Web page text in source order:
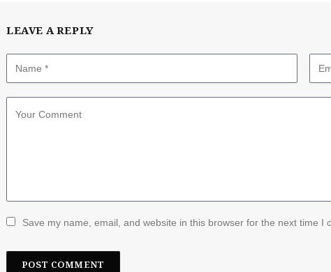
LEAVE A REPLY
Save my name, email, and website in this browser for the next time I